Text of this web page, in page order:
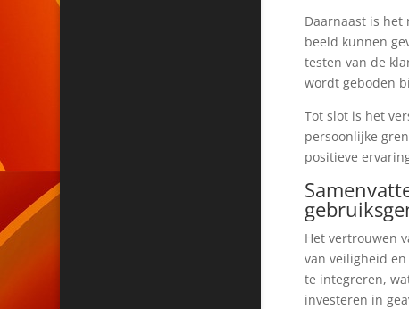
Daarnaast is het
beeld kunnen
testen van de
wordt geboden
Tot slot is het
persoonlijke
positieve
Het vertrouwen
van veiligheid
te integreren,
investeren in